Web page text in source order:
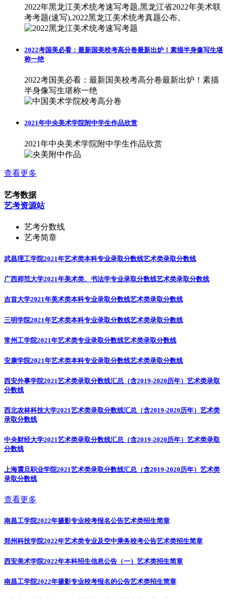
2022年黑龙江美术统考速写考题,黑龙江省2022年美术联
考考题(速写),2022黑龙江美术统考真题公布。
2022考国美必看：最新国美校考高分卷最新出炉！素描半身像写生堪
称一绝
2022考国美必看：最新国美校考高分卷最新出炉！素描
半身像写生堪称一绝
2021年中央美术学院附中学生作品欣赏
2021年中央美术学院附中学生作品欣赏
查看更多
艺考数据
艺考资源站
艺考分数线
艺考简章
武昌理工学院2021年艺术类本科专业录取分数线艺术类录取分数线
广西师范大学2021年美术类、书法学专业录取分数线艺术类录取分数线
吉首大学2021年美术类本科专业录取分数线艺术类录取分数线
三明学院2021年艺术类本科专业录取分数线艺术类录取分数线
常州工学院2021年艺术类专业录取分数线艺术类录取分数线
安康学院2021年艺术类本科专业录取分数线艺术类录取分数线
西安外事学院2021艺术类录取分数线汇总（含2019-2020历年） 艺术类录取
分数线
西北农林科技大学2021艺术类录取分数线汇总（含2019-2020历年） 艺术类
录取分数线
中央财经大学2021艺术类录取分数线汇总（含2019-2020历年） 艺术类录取
分数线
上海震旦职业学院2021艺术类录取分数线汇总（含2019-2020历年） 艺术类
录取分数线
查看更多
南昌工学院2022年摄影专业校考报名公告艺术类招生简章
郑州科技学院2022年艺术类专业及空中乘务校考公告艺术类招生简章
西安美术学院2022年本科招生信息公告（一） 艺术类招生简章
南昌工学院2022年摄影专业校考报名的公告艺术类招生简章